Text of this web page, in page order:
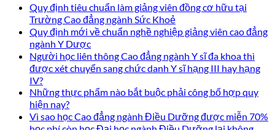
Quy định tiêu chuẩn làm giảng viên đồng cơ hữu tại
Trường Cao đẳng ngành Sức Khoẻ
Quy định mới về chuẩn nghề nghiệp giảng viên cao đẳng
ngành Y Dược
Người học liên thông Cao đẳng ngành Y sĩ đa khoa thì
được xét chuyển sang chức danh Y sĩ hạng III hay hạng
IV?
Những thực phẩm nào bắt buộc phải công bố hợp quy
hiện nay?
Vì sao học Cao đẳng ngành Điều Dưỡng được miễn 70%